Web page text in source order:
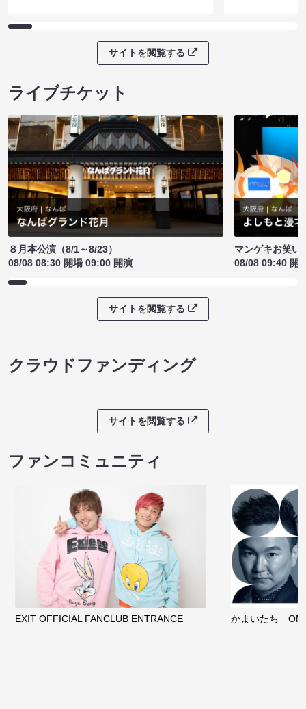
サイトを閲覧する
ライブチケット
８月本公演（8/1～8/23）
08/08 08:30 開場 09:00 開演
マンゲキお笑い
08/08 09:40 開
サイトを閲覧する
クラウドファンディング
サイトを閲覧する
ファンコミュニティ
EXIT OFFICIAL FANCLUB ENTRANCE かまいたち